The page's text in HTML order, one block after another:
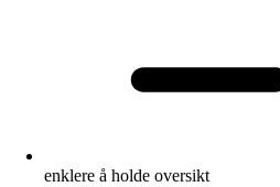
enklere å holde oversikt